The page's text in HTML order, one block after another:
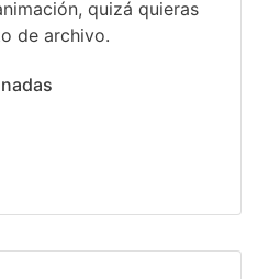
quizá quieras
de archivo.